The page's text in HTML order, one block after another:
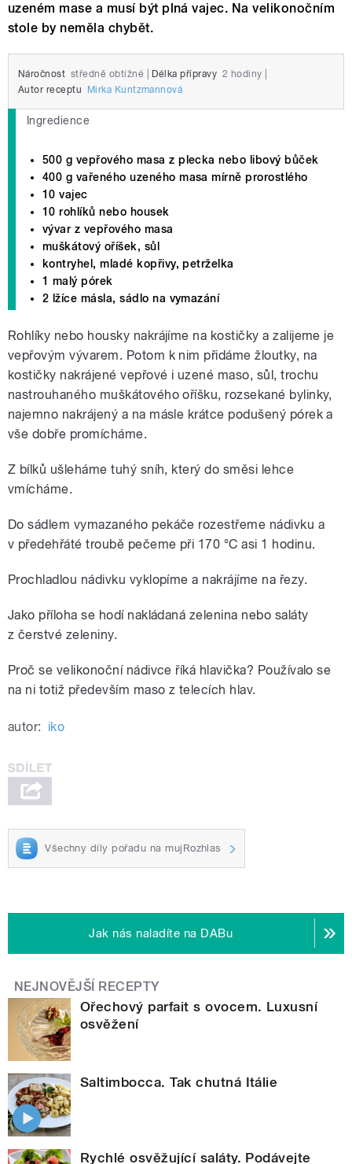
uzeném mase a musí být plná vajec. Na velikonočním
stole by neměla chybět.
Náročnost středně obtížné Délka přípravy 2 hodiny
Autor receptu
Mirka Kuntzmannová
Ingredience
500 g vepřového masa z plecka nebo libový bůček
400 g vařeného uzeného masa mírně prorostlého
10 vajec
10 rohlíků nebo housek
vývar z vepřového masa
muškátový oříšek, sůl
kontryhel, mladé kopřivy, petrželka
1 malý pórek
2 lžíce másla, sádlo na vymazání
Rohlíky nebo housky nakrájíme na kostičky a zalijeme je
vepřovým vývarem. Potom k nim přidáme žloutky, na
kostičky nakrájené vepřové i uzené maso, sůl, trochu
nastrouhaného muškátového oříšku, rozsekané bylinky,
najemno nakrájený a na másle krátce podušený pórek a
vše dobře promícháme.
Z bílků ušleháme tuhý sníh, který do směsi lehce
vmícháme.
Do sádlem vymazaného pekáče rozestřeme nádivku a
v předehřáté troubě pečeme při 170 °C asi 1 hodinu.
Prochladlou nádivku vyklopíme a nakrájíme na řezy.
Jako příloha se hodí nakládaná zelenina nebo saláty
z čerstvé zeleniny.
Proč se velikonoční nádivce říká hlavička? Používalo se
na ni totiž především maso z telecích hlav.
autor: iko
Všechny díly pořadu na mujRozhlas
Jak nás naladíte na DABu
NEJNOVĚJŠÍ RECEPTY
Ořechový parfait s ovocem. Luxusní
osvěžení
Saltimbocca. Tak chutná Itálie
Rychlé osvěžující saláty. Podávejte